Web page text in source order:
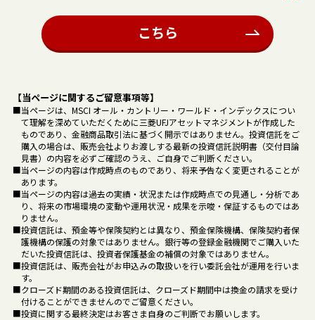
こちら
【当ページに関するご留意事項等】
■当ページは、MSCI オール・カントリー・ワールド・インデックスについ
て理解を深めていただくために三菱UFJアセットマネジメントが作成した
ものであり、金融商品取引法に基づく開示ではありません。投資信託をご
購入の場合は、販売会社よりお渡しする最新の投資信託説明書（交付目論
見書）の内容を必ずご確認のうえ、ご自身でご判断ください。
■当ページの内容は作成時点のものであり、将来予告なく変更されることが
あります。
■当ページの内容は過去の実績・状況または作成時点での見通し・分析であ
り、将来の市場環境の変動や運用状況・成果を示唆・保証するものではあ
りません。
■投資信託は、預金等や保険契約とは異なり、預金保険機構、保険契約者保
護機構の保護の対象ではありません。銀行等の登録金融機関でご購入いた
だいた投資信託は、投資者保護基金の補償の対象ではありません。
■投資信託は、販売会社がお申込みの取扱いを行い委託会社が運用を行いま
す。
■クローズド期間のある投資信託は、クローズド期間中は換金の請求を受け
付けることができませんのでご留意ください。
■投資に関する最終決定はお客さま自身のご判断でお願いします。